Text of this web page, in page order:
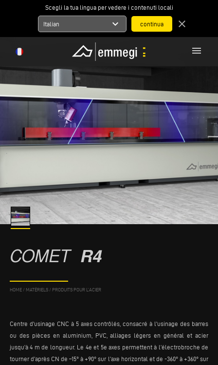
Scegli la tua lingua per vedere i contenuti locali
Italian expand_more close
menu
COMET R4
HOME / MATÉRIELS / PRODUITS POUR L’ACIER
Centre d'usinage CNC à 5 axes contrôlés, consacré à l'usinage des barres
ou des pièces en aluminium, PVC, alliages légers en général et acier
jusqu’à 4 m de longueur. Le 4e et 5e axes permettent à l’électrobroche de
tourner d’après CN de –15° à +90° sur l’axe horizontal et de -360° à +360° sur